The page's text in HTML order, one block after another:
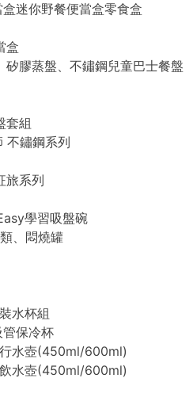
迷你野餐便當盒零食盒
盒
矽膠蒸盤、不鏽鋼兒童巴士餐盤
套組
不鏽鋼系列
旅系列
學習吸盤碗
、悶燒罐
水杯組
保冷杯
水壺(450ml/600ml)
水壺(450ml/600ml)